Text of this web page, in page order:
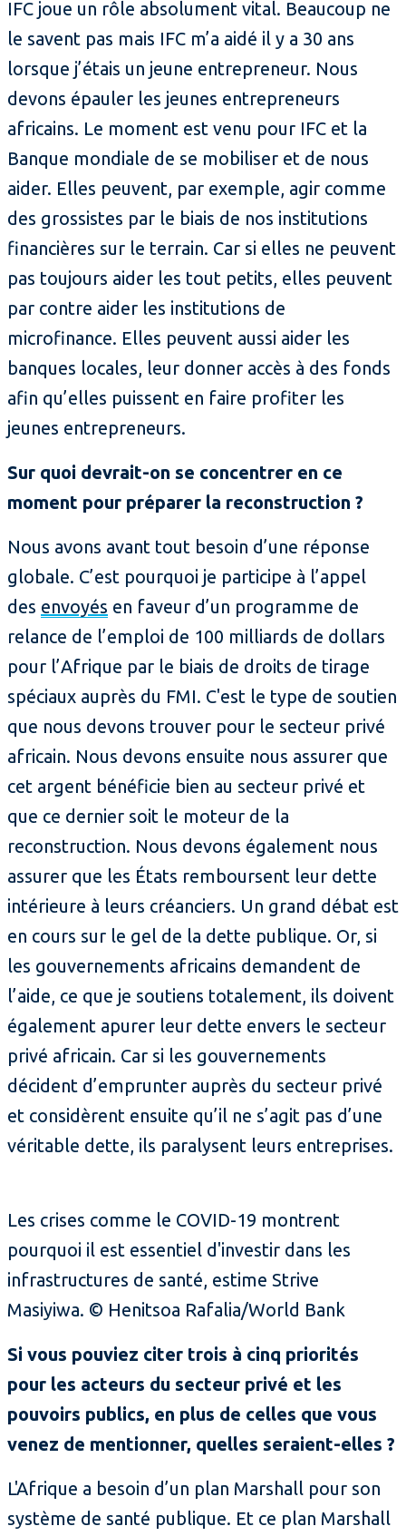
IFC joue un rôle absolument vital. Beaucoup ne
le savent pas mais IFC m’a aidé il y a 30 ans
lorsque j’étais un jeune entrepreneur. Nous
devons épauler les jeunes entrepreneurs
africains. Le moment est venu pour IFC et la
Banque mondiale de se mobiliser et de nous
aider. Elles peuvent, par exemple, agir comme
des grossistes par le biais de nos institutions
financières sur le terrain. Car si elles ne peuvent
pas toujours aider les tout petits, elles peuvent
par contre aider les institutions de
microfinance. Elles peuvent aussi aider les
banques locales, leur donner accès à des fonds
afin qu’elles puissent en faire profiter les
jeunes entrepreneurs.
Sur quoi devrait-on se concentrer en ce
moment pour préparer la reconstruction ?
Nous avons avant tout besoin d’une réponse
globale. C’est pourquoi je participe à l’appel
des envoyés en faveur d’un programme de
relance de l’emploi de 100 milliards de dollars
pour l’Afrique par le biais de droits de tirage
spéciaux auprès du FMI. C'est le type de soutien
que nous devons trouver pour le secteur privé
africain. Nous devons ensuite nous assurer que
cet argent bénéficie bien au secteur privé et
que ce dernier soit le moteur de la
reconstruction. Nous devons également nous
assurer que les États remboursent leur dette
intérieure à leurs créanciers. Un grand débat est
en cours sur le gel de la dette publique. Or, si
les gouvernements africains demandent de
l’aide, ce que je soutiens totalement, ils doivent
également apurer leur dette envers le secteur
privé africain. Car si les gouvernements
décident d’emprunter auprès du secteur privé
et considèrent ensuite qu’il ne s’agit pas d’une
véritable dette, ils paralysent leurs entreprises.
Les crises comme le COVID-19 montrent
pourquoi il est essentiel d'investir dans les
infrastructures de santé, estime Strive
Masiyiwa. © Henitsoa Rafalia/World Bank
Si vous pouviez citer trois à cinq priorités
pour les acteurs du secteur privé et les
pouvoirs publics, en plus de celles que vous
venez de mentionner, quelles seraient-elles ?
L'Afrique a besoin d’un plan Marshall pour son
système de santé publique. Et ce plan Marshall